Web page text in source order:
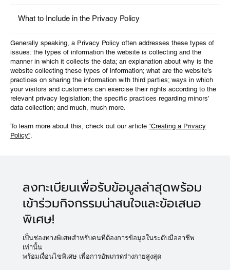
What to Include in the Privacy Policy
Generally speaking, a Privacy Policy often addresses these types of
issues: the types of information the website is collecting and the
manner in which it collects the data; an explanation about why is the
website collecting these types of information; what are the website’s
practices on sharing the information with third parties; ways in which
your visitors and customers can exercise their rights according to the
relevant privacy legislation; the specific practices regarding minors’
data collection; and much, much more.
To learn more about this, check out our article “Creating a Privacy
Policy”
ลงทะเบียนเพื่อรับข้อมูลล่าสุดพร้อม
เข้าร่วมกิจกรรมน่าสนใจและข้อเสนอ
พิเศษ!
เป็นช่องทางพิเศษสำหรับคนที่ต้องการข้อมูลในระดับมืออาชีพ
เท่านั้น
พร้อมเงื่อนไขพิเศษ เพื่อการอัพเกรดร่างกายสูงสุด